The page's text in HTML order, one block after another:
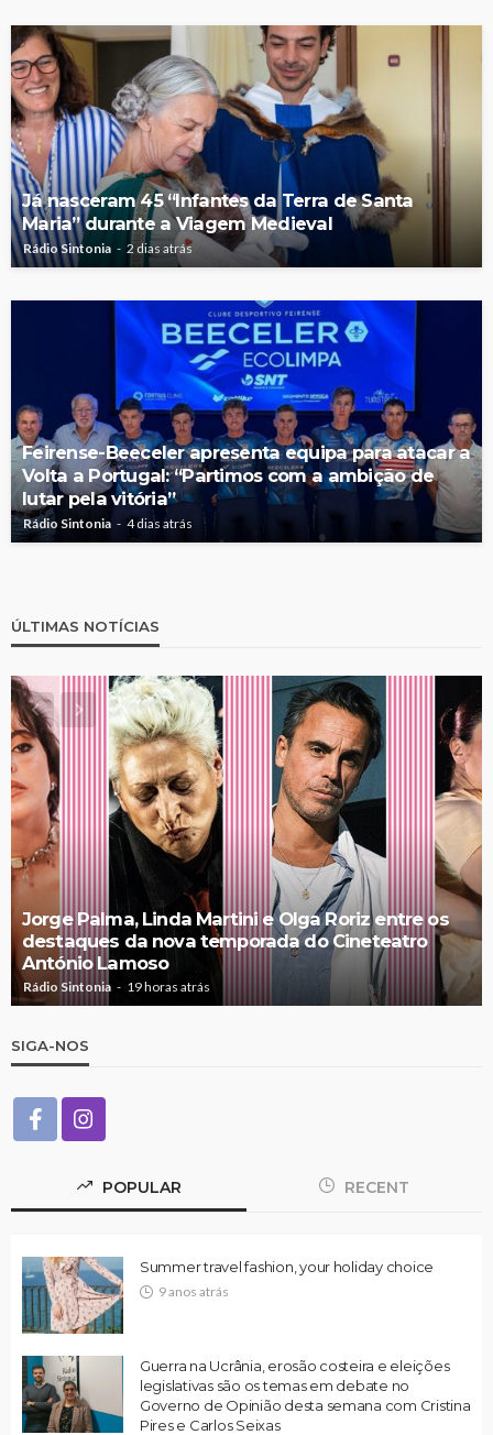
Já nasceram 45 “Infantes da Terra de Santa
Maria” durante a Viagem Medieval
Rádio Sintonia 2 dias atrás
Feirense-Beeceler apresenta equipa para atacar a
Volta a Portugal: “Partimos com a ambição de
lutar pela vitória”
Rádio Sintonia 4 dias atrás
ÚLTIMAS NOTÍCIAS
Jorge Palma, Linda Martini e Olga Roriz entre os
destaques da nova temporada do Cineteatro
António Lamoso
Rádio Sintonia 19 horas atrás
SIGA-NOS
POPULAR RECENT
Summer travel fashion, your holiday choice
9 anos atrás
Guerra na Ucrânia, erosão costeira e eleições
legislativas são os temas em debate no
Governo de Opinião desta semana com Cristina
Pires e Carlos Seixas